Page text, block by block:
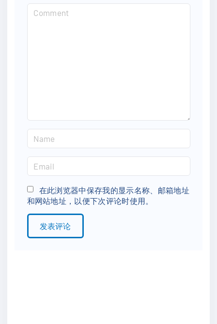
a
e
*
m
a
i
l
在此浏览器中保存我的显示名称、邮箱地址
和网站地址，以便下次评论时使用。